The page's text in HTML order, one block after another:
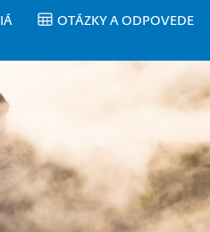
OTÁZKY A ODPOVEDE